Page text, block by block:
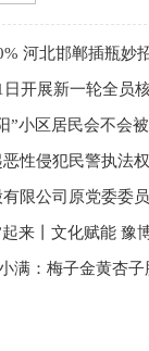
河北邯郸插瓶妙
开展新一轮全员
”小区居民会不会
有限公司原党委委
来丨文化赋能 豫
满：梅子金黄杏